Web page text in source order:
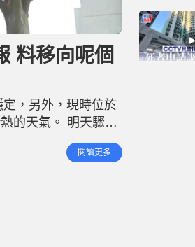
料移向呢個
，另外，現時位於
的天氣。 明天驟雨
雨及雷暴，驟雨逐
風驟雨
閱讀更多